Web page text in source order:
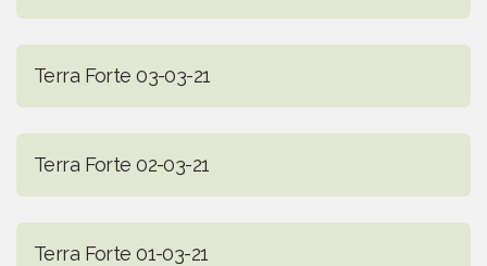
Terra Forte 03-03-21
Terra Forte 02-03-21
Terra Forte 01-03-21